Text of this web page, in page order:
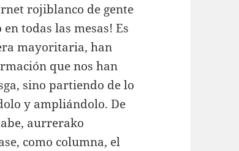
rojiblanco de gente
todas las mesas! Es
mayoritaria, han
que nos han
sino partiendo de lo
y ampliándolo. De
aurrerako
como columna, el